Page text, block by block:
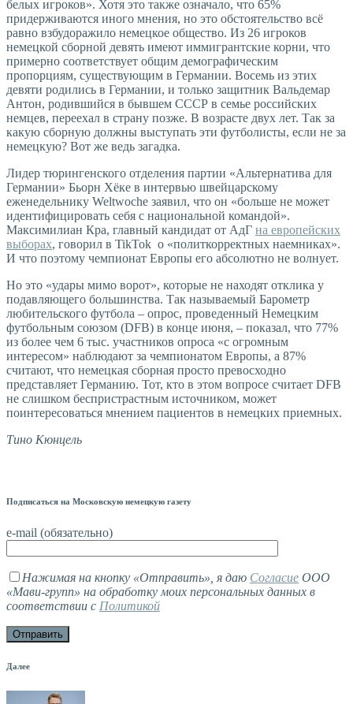
белых игроков». Хотя это также означало, что 65%
придерживаются иного мнения, но это обстоятельство всё
равно взбудоражило немецкое общество. Из 26 игроков
немецкой сборной девять имеют иммигрантские корни, что
примерно соответствует общим демографическим
пропорциям, существующим в Германии. Восемь из этих
девяти родились в Германии, и только защитник Вальдемар
Антон, родившийся в бывшем СССР в семье российских
немцев, переехал в страну позже. В возрасте двух лет. Так за
какую сборную должны выступать эти футболисты, если не за
немецкую? Вот же ведь загадка.
Лидер тюрингенского отделения партии «Альтернатива для
Германии» Бьорн Хёке в интервью швейцарскому
еженедельнику Weltwoche заявил, что он «больше не может
идентифицировать себя с национальной командой».
Максимилиан Кра, главный кандидат от АдГ на европейских
выборах, говорил в TikTok о «политкорректных наемниках».
И что поэтому чемпионат Европы его абсолютно не волнует.
Но это «удары мимо ворот», которые не находят отклика у
подавляющего большинства. Так называемый Барометр
любительского футбола – опрос, проведенный Немецким
футбольным союзом (DFB) в конце июня, – показал, что 77%
из более чем 6 тыс. участников опроса «c огромным
интересом» наблюдают за чемпионатом Европы, а 87%
считают, что немецкая сборная просто превосходно
представляет Германию. Тот, кто в этом вопросе считает DFB
не слишком беспристрастным источником, может
поинтересоваться мнением пациентов в немецких приемных.
Тино Кюнцель
Подписаться на Московскую немецкую газету
e-mail (обязательно)
Нажимая на кнопку «Отправить», я даю Согласие ООО
«Мави-групп» на обработку моих персональных данных в
соответствии с Политикой
Далее